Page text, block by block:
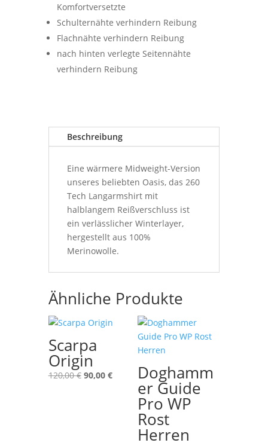
Komfortversetzte
Schulternähte verhindern Reibung
Flachnähte verhindern Reibung
nach hinten verlegte Seitennähte
verhindern Reibung
Beschreibung
Eine wärmere Midweight-Version
unseres beliebten Oasis, das 260
Tech Langarmshirt mit
halblangem Reißverschluss ist
ein verlässlicher Winterlayer,
hergestellt aus 100%
Merinowolle.
Ähnliche Produkte
Scarpa
Origin
120,00€ Ursprünglicher
90,00 €Aktueller
90,00 €.
Doghamm
er Guide
Pro WP
Rost
Herren